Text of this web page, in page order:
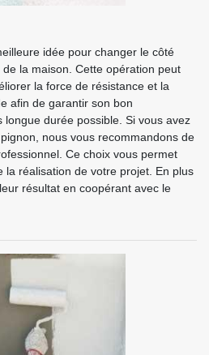
idée pour changer le côté
la maison. Cette opération peut
la force de résistance et la
afin de garantir son bon
durée possible. Si vous avez
nous vous recommandons de
Ce choix vous permet
la réalisation de votre projet. En plus
résultat en coopérant avec le